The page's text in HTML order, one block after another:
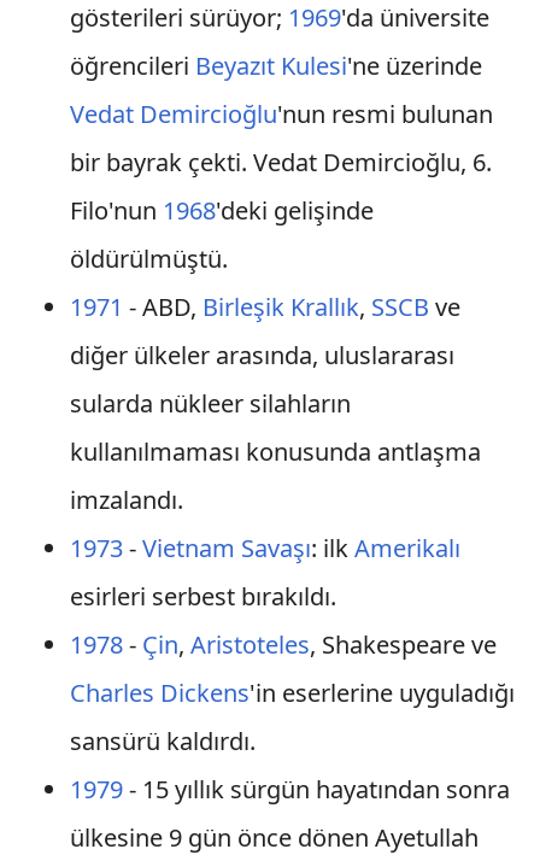
gösterileri sürüyor; 1969'da üniversite
öğrencileri Beyazıt Kulesi'ne üzerinde
Vedat Demircioğlu'nun resmi bulunan
bir bayrak çekti. Vedat Demircioğlu, 6.
Filo'nun 1968'deki gelişinde
öldürülmüştü.
1971 - ABD, Birleşik Krallık, SSCB ve
diğer ülkeler arasında, uluslararası
sularda nükleer silahların
kullanılmaması konusunda antlaşma
imzalandı.
1973-Vietnam Savaşı: ilkAmerikalı
esirleri serbest bırakıldı.
1978- Çin, Aristoteles, Shakespeare ve
Charles Dickens'in eserlerine uyguladığı
sansürü kaldırdı.
1979- 15 yıllık sürgün hayatından sonra
ülkesine 9 gün önce dönen Ayetullah